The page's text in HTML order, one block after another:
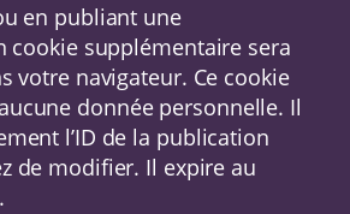
en publiant une
cookie supplémentaire sera
votre navigateur. Ce cookie
donnée personnelle. Il
l’ID de la publication
de modifier. Il expire au